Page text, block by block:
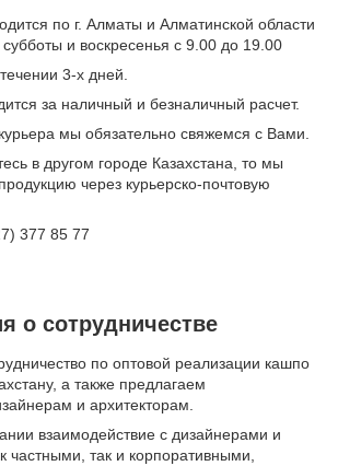
по г. Алматы и Алматинской области
и воскресенья с 9.00 до 19.00
3-х дней.
за наличный и безналичный расчет.
мы обязательно свяжемся с Вами.
в другом городе Казахстана, то мы
через курьерско-почтовую
377 85 77
о сотрудничестве
по оптовой реализации кашпо
а также предлагаем
и архитекторам.
взаимодействие с дизайнерами и
частными, так и корпоративными,